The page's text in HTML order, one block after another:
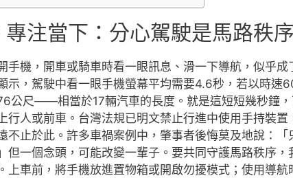
注當下：分心駕駛是馬路秩
手機，開車或騎車時看一眼訊息、滑一下導航，似乎成
示，駕駛中看一眼手機螢幕平均需要4.6秒，若以時速
公尺——相當於17輛汽車的長度。就是這短短幾秒鐘，
行人或前車。台灣法規已明文禁止行進中使用手持裝
不止於此。許多車禍案例中，肇事者後悔莫及地說：「
但一個念頭，可能改變一輩子。要共同守護馬路秩序，
上車前，將手機放進置物箱或開啟勿擾模式；使用導航